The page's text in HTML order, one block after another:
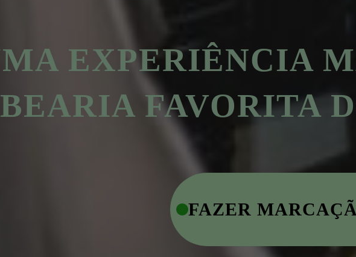
EXPERIÊNCIA
FAVORITA
FAZER